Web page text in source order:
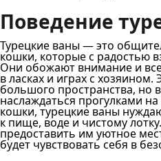
Поведение
Турецкие ваны — это
кошки, которые с радостью
Они обожают внимание и
в ласках и играх с хозяином.
большого пространства, но
наслаждаться прогулками
кошки, турецкие ваны
к пище, воде и чистому
предоставить им уютное
будет чувствовать себя в